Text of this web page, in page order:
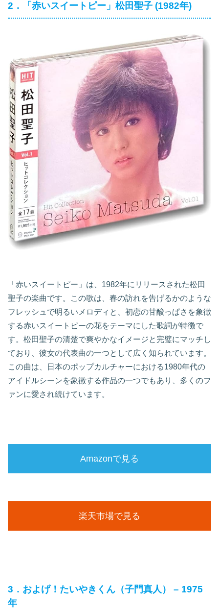
2．「赤いスイートピー」松田聖子 (1982年)
「赤いスイートピー」は、1982年にリリースされた松田
聖子の楽曲です。この歌は、春の訪れを告げるかのような
フレッシュで明るいメロディと、初恋の甘酸っぱさを象徴
する赤いスイートピーの花をテーマにした歌詞が特徴で
す。松田聖子の清楚で爽やかなイメージと完璧にマッチし
ており、彼女の代表曲の一つとして広く知られています。
この曲は、日本のポップカルチャーにおける1980年代の
アイドルシーンを象徴する作品の一つでもあり、多くのフ
ァンに愛され続けています。
Amazonで見る
楽天市場で見る
3．およげ！たいやきくん（子門真人） – 1975
年